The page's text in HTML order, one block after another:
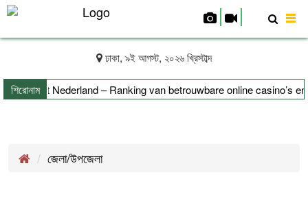
ঢাকা, ৯ই আগস্ট, ২০২৬ খ্রিস্টাব্দ
শিরোনামuit Nederland – Ranking van betrouwbare online casino’s en
জেলা/উপজেলা